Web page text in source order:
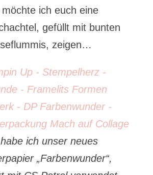
ich euch eine
gefüllt mit bunten
zeigen…
ich unser neues
„Farbenwunder“,